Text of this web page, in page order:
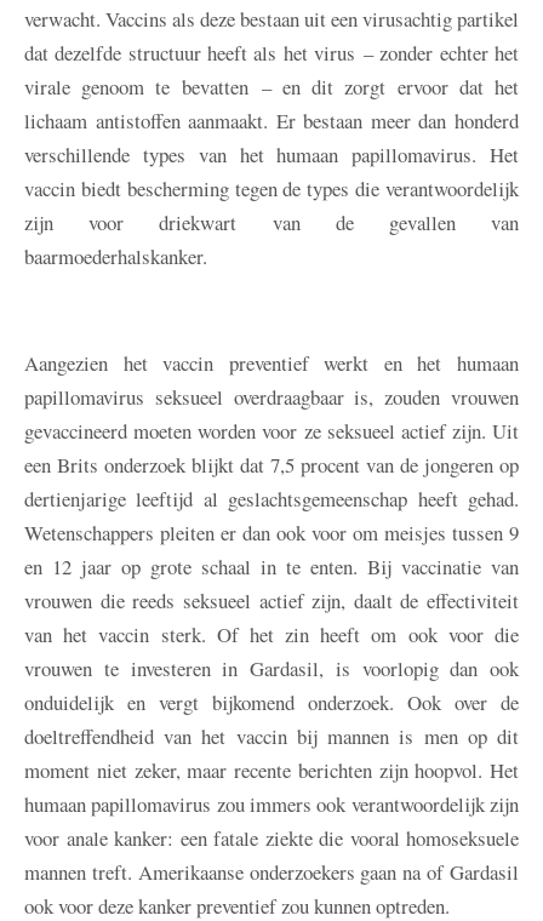
verwacht. Vaccins als deze bestaan uit een virusachtig partikel
dat dezelfde structuur heeft als het virus – zonder echter het
virale genoom te bevatten – en dit zorgt ervoor dat het
lichaam antistoffen aanmaakt. Er bestaan meer dan honderd
verschillende types van het humaan papillomavirus. Het
vaccin biedt bescherming tegen de types die verantwoordelijk
zijn voor driekwart van de gevallen van
baarmoederhalskanker.
Aangezien het vaccin preventief werkt en het humaan
papillomavirus seksueel overdraagbaar is, zouden vrouwen
gevaccineerd moeten worden voor ze seksueel actief zijn. Uit
een Brits onderzoek blijkt dat 7,5 procent van de jongeren op
dertienjarige leeftijd al geslachtsgemeenschap heeft gehad.
Wetenschappers pleiten er dan ook voor om meisjes tussen 9
en 12 jaar op grote schaal in te enten. Bij vaccinatie van
vrouwen die reeds seksueel actief zijn, daalt de effectiviteit
van het vaccin sterk. Of het zin heeft om ook voor die
vrouwen te investeren in Gardasil, is voorlopig dan ook
onduidelijk en vergt bijkomend onderzoek. Ook over de
doeltreffendheid van het vaccin bij mannen is men op dit
moment niet zeker, maar recente berichten zijn hoopvol. Het
humaan papillomavirus zou immers ook verantwoordelijk zijn
voor anale kanker: een fatale ziekte die vooral homoseksuele
mannen treft. Amerikaanse onderzoekers gaan na of Gardasil
ook voor deze kanker preventief zou kunnen optreden.